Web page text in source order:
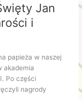
Jan
i
papieża w naszej
akademia
Po części
nagrody